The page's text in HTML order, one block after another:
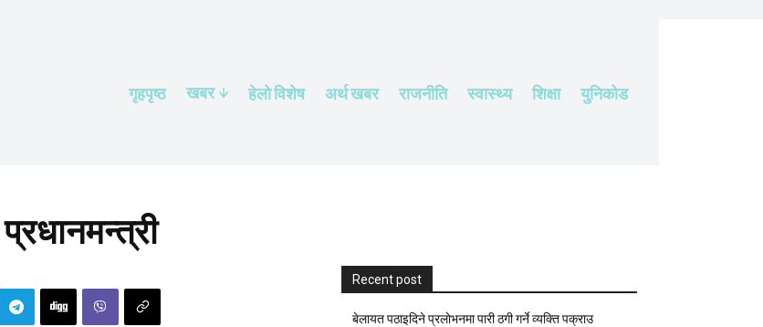
गृहपृष्ठ खबर हेलाे विशेष अर्थ खबर राजनीति स्वास्थ्य शिक्षा युनिकोड
Recent post
बेलायत पठाइदिने प्रलाेभनमा पारी ठगी गर्ने व्यक्ति पक्राउ